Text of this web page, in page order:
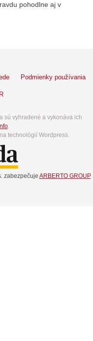
pohodlne aj v
Podmienky používania
sú vyhradené a vykonáva ich
.
technológií Wordpress.
zabezpečuje ARBERTO GROUP